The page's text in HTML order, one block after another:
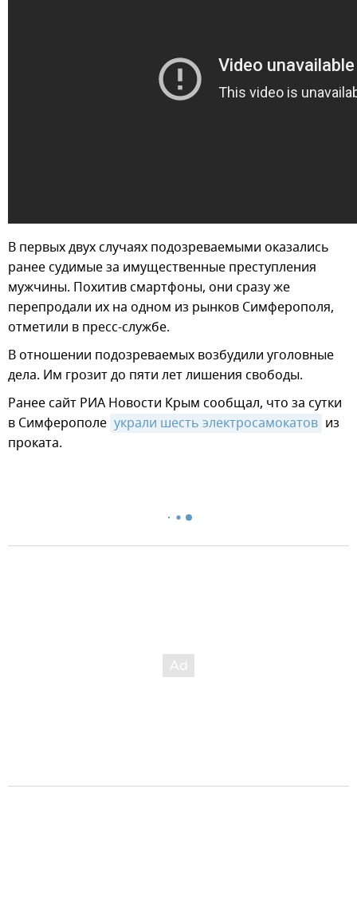
В первых двух случаях подозреваемыми оказались
ранее судимые за имущественные преступления
мужчины. Похитив смартфоны, они сразу же
перепродали их на одном из рынков Симферополя,
отметили в пресс-службе.
В отношении подозреваемых возбудили уголовные
дела. Им грозит до пяти лет лишения свободы.
Ранее сайт РИА Новости Крым сообщал, что за сутки
в Симферополе украли шесть электросамокатов из
проката.